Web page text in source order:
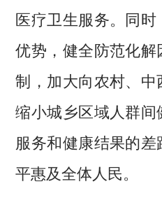
医疗卫生服务。同
优势，健全防范化
制，加大向农村、中
缩小城乡区域人群
服务和健康结果的
平惠及全体人民。